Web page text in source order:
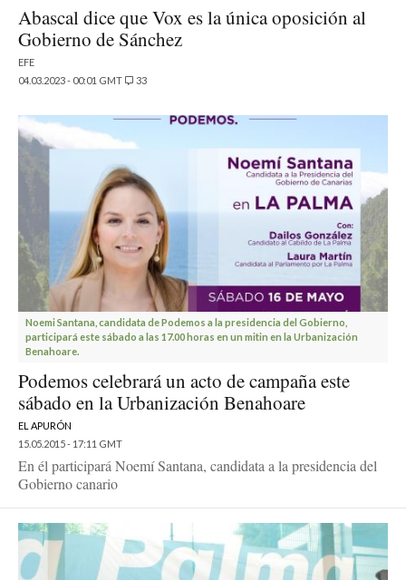
Abascal dice que Vox es la única oposición al
Gobierno de Sánchez
EFE
04.03.2023 - 00:01 GMT
33
Noemi Santana, candidata de Podemos a la presidencia del Gobierno,
participará este sábado a las 17.00 horas en un mitin en la Urbanización
Benahoare.
Podemos celebrará un acto de campaña este
sábado en la Urbanización Benahoare
EL APURÓN
15.05.2015 - 17:11 GMT
En él participará Noemí Santana, candidata a la presidencia del
Gobierno canario